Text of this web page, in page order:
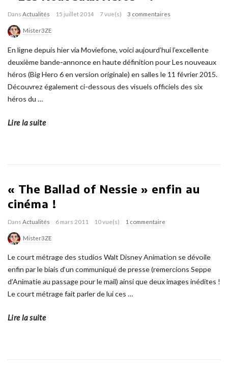
Dans Actualités 15 juillet 2014 7 vue(s) 3 commentaires
Mister3ZE
En ligne depuis hier via Moviefone, voici aujourd’hui l’excellente
deuxième bande-annonce en haute définition pour Les nouveaux
héros (Big Hero 6 en version originale) en salles le 11 février 2015.
Découvrez également ci-dessous des visuels officiels des six
héros du …
Lire la suite
« The Ballad of Nessie » enfin au
cinéma !
Dans Actualités 6 mars 2011 10 vue(s) 1 commentaire
Mister3ZE
Le court métrage des studios Walt Disney Animation se dévoile
enfin par le biais d‘un communiqué de presse (remercions Seppe
d’Animatie au passage pour le mail) ainsi que deux images inédites !
Le court métrage fait parler de lui ces …
Lire la suite